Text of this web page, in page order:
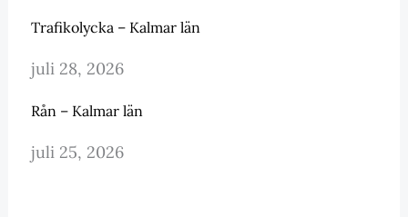
Trafikolycka – Kalmar län
juli 28, 2026
Rån – Kalmar län
juli 25, 2026